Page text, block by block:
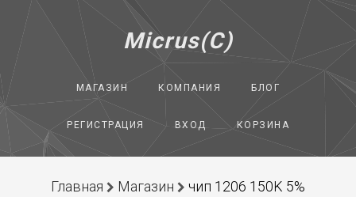
Micrus(C)
МАГАЗИН КОМПАНИЯ БЛОГ
РЕГИСТРАЦИЯ ВХОД КОРЗИНА
Главная Магазин
чип 1206 150K 5%